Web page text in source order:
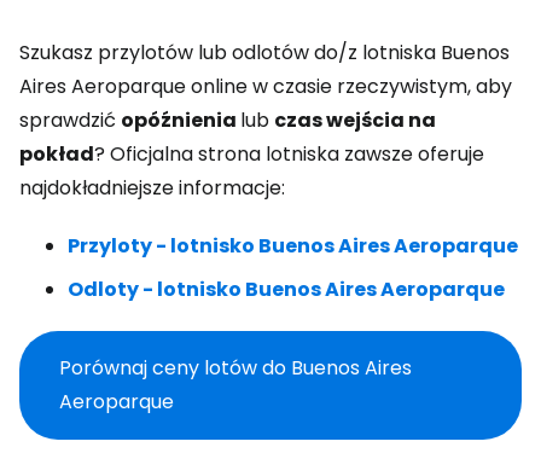
Szukasz przylotów lub odlotów do/z lotniska Buenos
Aires Aeroparque online w czasie rzeczywistym, aby
sprawdzić opóźnienia lub czas wejścia na
pokład? Oficjalna strona lotniska zawsze oferuje
najdokładniejsze informacje:
Przyloty - lotnisko Buenos Aires Aeroparque
Odloty - lotnisko Buenos Aires Aeroparque
Porównaj ceny lotów do Buenos Aires
Aeroparque